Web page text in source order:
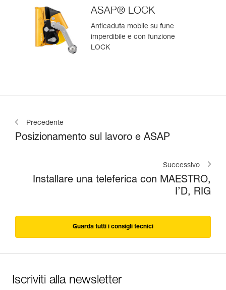
ASAP® LOCK
Anticaduta mobile su fune
imperdibile e con funzione
LOCK
Precedente
Posizionamento sul lavoro e ASAP
Successivo
Installare una teleferica con MAESTRO,
I’D, RIG
Guarda tutti i consigli tecnici
Iscriviti alla newsletter